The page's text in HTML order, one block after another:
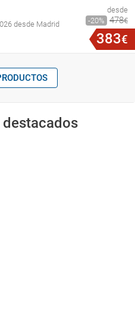
desde Madrid
desde
20
478€
383€
destacados